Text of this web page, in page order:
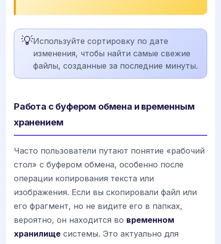
💡Используйте сортировку по дате
изменения, чтобы найти самые свежие
файлы, созданные за последние минуты.
Работа с буфером обмена и временным
хранением
Часто пользователи путают понятие «рабочий
стол» с буфером обмена, особенно после
операции копирования текста или
изображения. Если вы скопировали файл или
его фрагмент, но не видите его в папках,
вероятно, он находится во временном
хранилище системы. Это актуально для